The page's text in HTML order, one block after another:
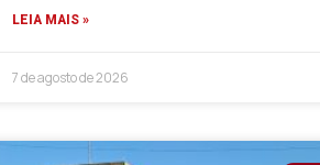
LEIA MAIS »
7 de agosto de 2026